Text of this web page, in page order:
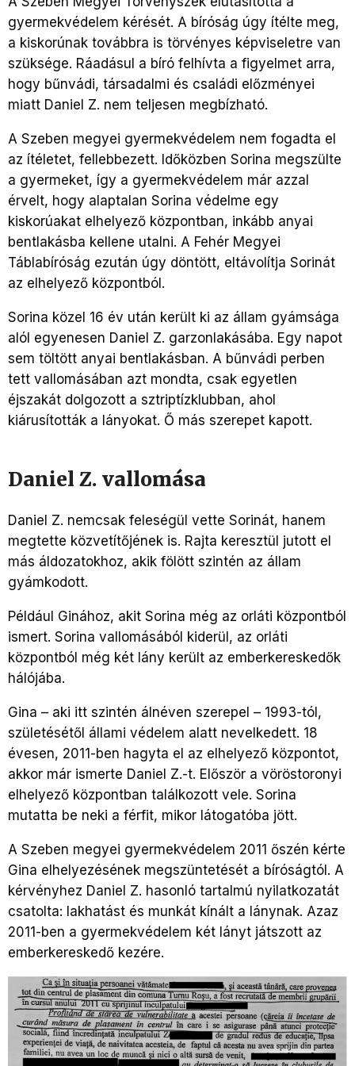
gyermekvédelem kérését. A bíróság úgy ítélte meg,
a kiskorúnak továbbra is törvényes képviseletre van
szüksége. Ráadásul a bíró felhívta a figyelmet arra,
hogy bűnvádi, társadalmi és családi előzményei
miatt Daniel Z. nem teljesen megbízható.
A Szeben megyei gyermekvédelem nem fogadta el
az ítéletet, fellebbezett. Időközben Sorina megszülte
a gyermeket, így a gyermekvédelem már azzal
érvelt, hogy alaptalan Sorina védelme egy
kiskorúakat elhelyező központban, inkább anyai
bentlakásba kellene utalni. A Fehér Megyei
Táblabíróság ezután úgy döntött, eltávolítja Sorinát
az elhelyező központból.
Sorina közel 16 év után került ki az állam gyámsága
alól egyenesen Daniel Z. garzonlakásába. Egy napot
sem töltött anyai bentlakásban. A bűnvádi perben
tett vallomásában azt mondta, csak egyetlen
éjszakát dolgozott a sztriptízklubban, ahol
kiárusították a lányokat. Ő más szerepet kapott.
Daniel Z. vallomása
Daniel Z. nemcsak feleségül vette Sorinát, hanem
megtette közvetítőjének is. Rajta keresztül jutott el
más áldozatokhoz, akik fölött szintén az állam
gyámkodott.
Például Ginához, akit Sorina még az orláti központból
ismert. Sorina vallomásából kiderül, az orláti
központból még két lány került az emberkereskedők
hálójába.
Gina – aki itt szintén álnéven szerepel – 1993-tól,
születésétől állami védelem alatt nevelkedett. 18
évesen, 2011-ben hagyta el az elhelyező központot,
akkor már ismerte Daniel Z.-t. Először a vöröstoronyi
elhelyező központban találkozott vele. Sorina
mutatta be neki a férfit, mikor látogatóba jött.
A Szeben megyei gyermekvédelem 2011 őszén kérte
Gina elhelyezésének megszüntetését a bíróságtól. A
kérvényhez Daniel Z. hasonló tartalmú nyilatkozatát
csatolta: lakhatást és munkát kínált a lánynak. Azaz
2011-ben a gyermekvédelem két lányt játszott az
emberkereskedő kezére.